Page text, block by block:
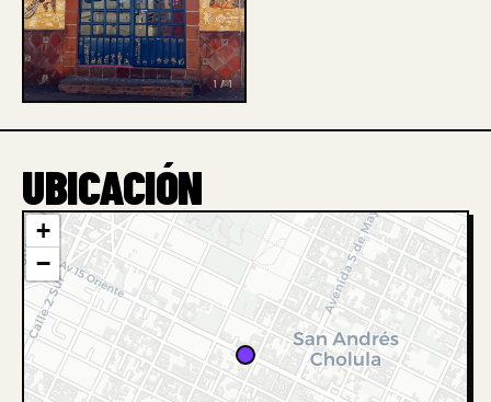
1 / 1
UBICACIÓN
+
−